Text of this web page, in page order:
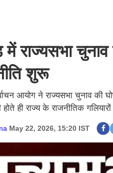
राज्यसभा चुनाव
शुरू
आयोग ने राज्यसभा चुनाव की
होते ही राज्य के राजनीतिक
May 22, 2026, 15:20 IST